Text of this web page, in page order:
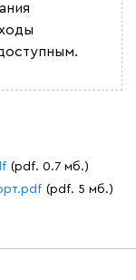
(pdf. 0.7 мб.)
(pdf. 5 мб.)